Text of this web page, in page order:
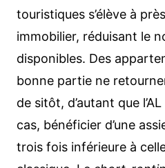
touristiques s’élève à
immobilier, réduisant le
disponibles. Des
bonne partie ne
de sitôt, d’autant que
cas, bénéficier d’une
trois fois inférieure à